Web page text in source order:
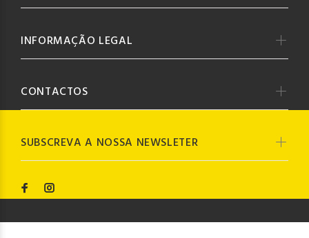
SUBSCREVA A NOSSA NEWSLETER
INFORMAÇÃO LEGAL
CONTACTOS